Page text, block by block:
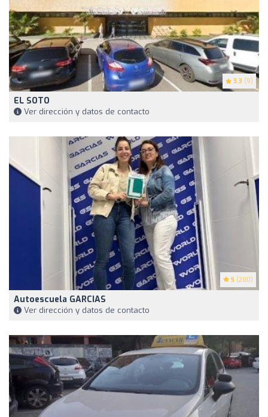
3.3 (9)
EL SOTO
Ver dirección y datos de contacto
5 (200)
Autoescuela GARCIAS
Ver dirección y datos de contacto